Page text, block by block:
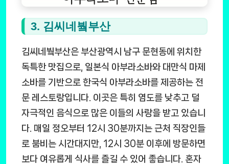
3. 김씨네붴부산
김씨네붴부산은 부산광역시 남구 문현동에 위치한
독특한 맛집으로, 일본식 아부라소바와 대만식 마제
소바를 기반으로 한국식 아부라소바를 제공하는 전
문 레스토랑입니다. 이곳은 특히 염도를 낮추고 덜
자극적인 음식으로 많은 이들의 사랑을 받고 있습니
다. 매일 정오부터 12시 30분까지는 근처 직장인들
로 붐비는 시간대지만, 12시 30분 이후에 방문하면
보다 여유롭게 식사를 즐길 수 있어 좋습니다. 혼자